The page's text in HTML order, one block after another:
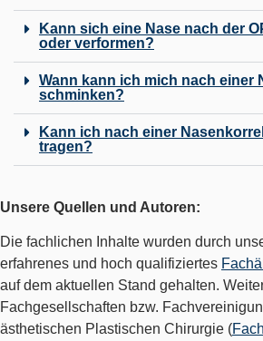
Kann sich eine Nase nach der
oder verformen?
Wann kann ich mich nach einer
schminken?
Kann ich nach einer
tragen?
Unsere Quellen und Autoren:
Die fachlichen Inhalte wurden durch
erfahrenes und hoch qualifiziertes
auf dem aktuellen Stand gehalten.
Fachgesellschaften bzw.
ästhetischen Plastischen Chirurgie (